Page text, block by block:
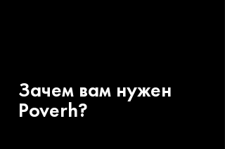
Зачем вам нужен
Poverh?